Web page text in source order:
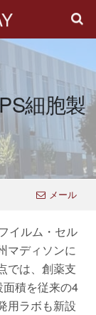
細胞製
メール
イルム・セル
マディソンに
では、創薬支
積を従来の4
用ラボも新設